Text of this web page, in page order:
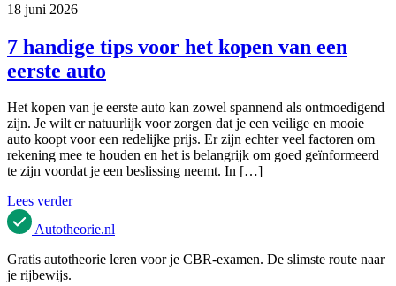
18 juni 2026
7 handige tips voor het kopen van een
eerste auto
Het kopen van je eerste auto kan zowel spannend als ontmoedigend
zijn. Je wilt er natuurlijk voor zorgen dat je een veilige en mooie
auto koopt voor een redelijke prijs. Er zijn echter veel factoren om
rekening mee te houden en het is belangrijk om goed geïnformeerd
te zijn voordat je een beslissing neemt. In […]
Lees verder
Autotheorie.nl
Gratis autotheorie leren voor je CBR-examen. De slimste route naar
je rijbewijs.